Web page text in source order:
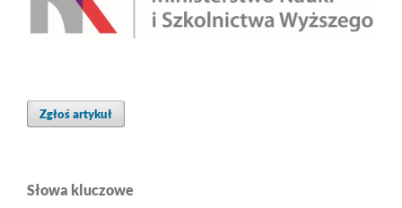
Zgłoś artykuł
Słowa kluczowe